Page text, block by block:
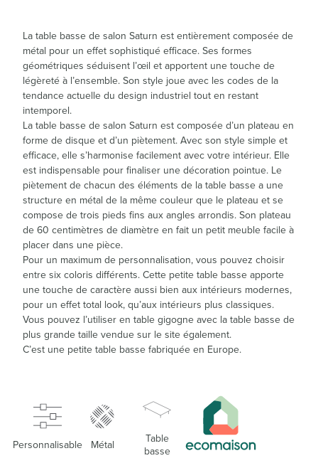
La table basse de salon Saturn est entièrement composée de
métal pour un effet sophistiqué efficace. Ses formes
géométriques séduisent l’œil et apportent une touche de
légèreté à l’ensemble. Son style joue avec les codes de la
tendance actuelle du design industriel tout en restant
intemporel.
La table basse de salon Saturn est composée d’un plateau en
forme de disque et d’un piètement. Avec son style simple et
efficace, elle s’harmonise facilement avec votre intérieur. Elle
est indispensable pour finaliser une décoration pointue. Le
piètement de chacun des éléments de la table basse a une
structure en métal de la même couleur que le plateau et se
compose de trois pieds fins aux angles arrondis. Son plateau
de 60 centimètres de diamètre en fait un petit meuble facile à
placer dans une pièce.
Pour un maximum de personnalisation, vous pouvez choisir
entre six coloris différents. Cette petite table basse apporte
une touche de caractère aussi bien aux intérieurs modernes,
pour un effet total look, qu’aux intérieurs plus classiques.
Vous pouvez l’utiliser en table gigogne avec la table basse de
plus grande taille vendue sur le site également.
C’est une petite table basse fabriquée en Europe.
Personnalisable Métal
Table
basse